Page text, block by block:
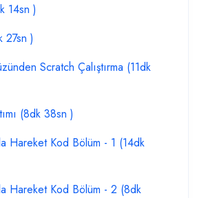
14sn )
27sn )
Scratch Çalıştırma (11dk
(8dk 38sn )
Hareket Kod Bölüm - 1 (14dk
Hareket Kod Bölüm - 2 (8dk